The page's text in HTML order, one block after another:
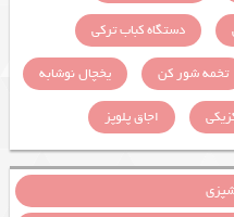
دستگاه کباب ترکی
تخمه شور کن
یخچال نوشابه
اجاق پلوپز